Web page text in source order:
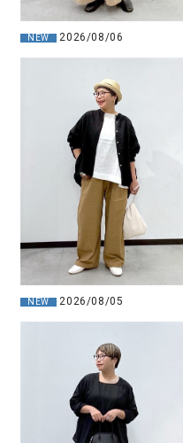
NEW 2026/08/06
NEW 2026/08/05